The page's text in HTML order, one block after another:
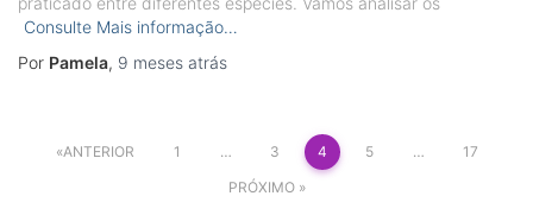
Consulte Mais informação…
Por Pamela, 9 meses atrás
Paginação
ANTERIOR 1 … 3 4 5 …
17
PRÓXIMO